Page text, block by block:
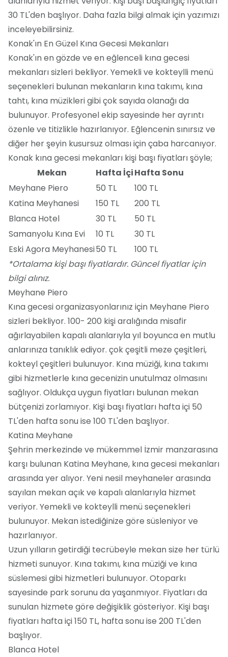
30 TL'den başlıyor. Daha fazla bilgi almak için yazımızı
inceleyebilirsiniz.
Konak'ın En Güzel Kına Gecesi Mekanları
Konak'ın en gözde ve en eğlenceli kına gecesi
mekanları sizleri bekliyor. Yemekli ve kokteylli menü
seçenekleri bulunan mekanların kına takımı, kına
tahtı, kına müzikleri gibi çok sayıda olanağı da
bulunuyor. Profesyonel ekip sayesinde her ayrıntı
özenle ve titizlikle hazırlanıyor. Eğlencenin sınırsız ve
diğer her şeyin kusursuz olması için çaba harcanıyor.
Konak kına gecesi mekanları kişi başı fiyatları şöyle;
Mekan
Hafta İçiHafta Sonu
Meyhane Piero
50 TL
100 TL
Katina Meyhanesi
150 TL
200 TL
Blanca Hotel
30 TL
50 TL
Samanyolu Kına Evi
10 TL
30 TL
Eski Agora Meyhanesi50 TL
100 TL
*Ortalama kişi başı fiyatlardır. Güncel fiyatlar için
bilgi alınız.
Meyhane Piero
Kına gecesi organizasyonlarınız için Meyhane Piero
sizleri bekliyor. 100- 200 kişi aralığında misafir
ağırlayabilen kapalı alanlarıyla yıl boyunca en mutlu
anlarınıza tanıklık ediyor. çok çeşitli meze çeşitleri,
kokteyl çeşitleri bulunuyor. Kına müziği, kına takımı
gibi hizmetlerle kına gecenizin unutulmaz olmasını
sağlıyor. Oldukça uygun fiyatları bulunan mekan
bütçenizi zorlamıyor. Kişi başı fiyatları hafta içi 50
TL'den hafta sonu ise 100 TL'den başlıyor.
Katina Meyhane
Şehrin merkezinde ve mükemmel İzmir manzarasına
karşı bulunan Katina Meyhane, kına gecesi mekanları
arasında yer alıyor. Yeni nesil meyhaneler arasında
sayılan mekan açık ve kapalı alanlarıyla hizmet
veriyor. Yemekli ve kokteylli menü seçenekleri
bulunuyor. Mekan istediğinize göre süsleniyor ve
hazırlanıyor.
Uzun yılların getirdiği tecrübeyle mekan size her türlü
hizmeti sunuyor. Kına takımı, kına müziği ve kına
süslemesi gibi hizmetleri bulunuyor. Otoparkı
sayesinde park sorunu da yaşanmıyor. Fiyatları da
sunulan hizmete göre değişiklik gösteriyor. Kişi başı
fiyatları hafta içi 150 TL, hafta sonu ise 200 TL'den
başlıyor.
Blanca Hotel